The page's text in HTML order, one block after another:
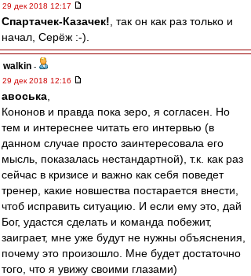
29 дек 2018 12:17
Спартачек-Казачек! , так он как раз только и
начал, Серёж :-).
walkin -
29 дек 2018 12:16
авоська
Кононов и правда пока зеро, я согласен. Но
тем и интереснее читать его интервью (в
данном случае просто заинтересовала его
мысль, показалась нестандартной), т.к. как раз
сейчас в кризисе и важно как себя поведет
тренер, какие новшества постарается внести,
чтоб исправить ситуацию. И если ему это, дай
Бог, удастся сделать и команда побежит,
заиграет, мне уже будут не нужны объяснения,
почему это произошло. Мне будет достаточно
того, что я увижу своими глазами)